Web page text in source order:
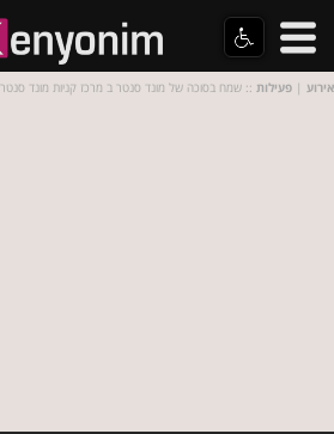
אירוע | פעילות :: שמח בסוכה של מונד סנטר ב מרכז קניות מונד סנטר